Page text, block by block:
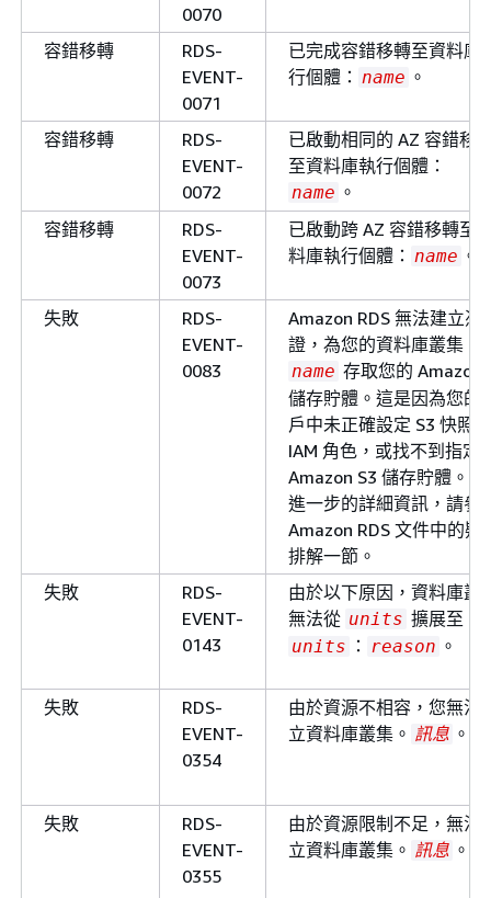
0070
容錯移轉
RDS-
EVENT-
0071
已完成容錯移轉至資料庫
行個體： name 。
容錯移轉
RDS-
EVENT-
0072
已啟動相同的 AZ 容錯移
至資料庫執行個體：
name 。
容錯移轉
RDS-
EVENT-
0073
已啟動跨 AZ 容錯移轉至
料庫執行個體： name 。
失敗
RDS-
EVENT-
0083
Amazon RDS 無法建立憑
證，為您的資料庫叢集
name 存取您的 Amazon
儲存貯體。這是因為您的
戶中未正確設定 S3 快照
IAM 角色，或找不到指定
Amazon S3 儲存貯體。如
進一步的詳細資訊，請參
Amazon RDS 文件中的疑
排解一節。
失敗
RDS-
EVENT-
0143
由於以下原因，資料庫叢
無法從 units 擴展至
units ： reason 。
失敗
RDS-
EVENT-
0354
由於資源不相容，您無法
立資料庫叢集。 訊息 。
失敗
RDS-
EVENT-
0355
由於資源限制不足，無法
立資料庫叢集。 訊息 。